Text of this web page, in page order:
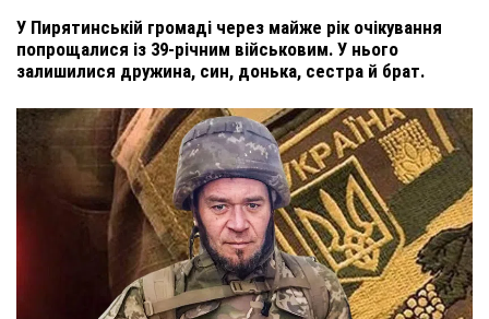
У Пирятинській громаді через майже рік очікування
попрощалися із 39-річним військовим. У нього
залишилися дружина, син, донька, сестра й брат.